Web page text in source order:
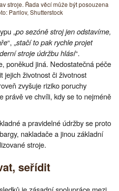
stroje. Řada věcí může být posouzena
Parilov, Shutterstock
„po sezóně stroj jen odstavíme,
“, „stačí to pak rychle projet
stroje údržbu hlásí“.
poněkud jiná. Nedostatečná péče
jejich životnost či životnost
zvyšuje riziko poruchy
právě ve chvíli, kdy se to nejméně
a pravidelné údržby se proto
nakladače a jinou základní
stroje.
seřídit